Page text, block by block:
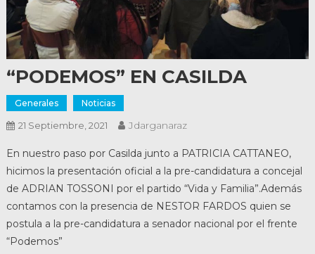
“PODEMOS” EN CASILDA
Generales Noticias
21 Septiembre, 2021 Jdarganaraz
En nuestro paso por Casilda junto a PATRICIA CATTANEO,
hicimos la presentación oficial a la pre-candidatura a concejal
de ADRIAN TOSSONI por el partido “Vida y Familia”.Además
contamos con la presencia de NESTOR FARDOS quien se
postula a la pre-candidatura a senador nacional por el frente
“Podemos”